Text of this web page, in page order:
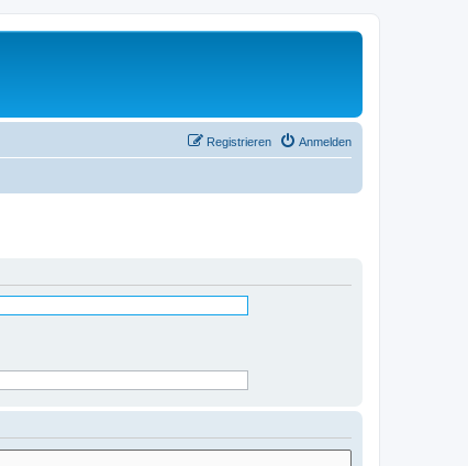
Anmelden
Registrieren